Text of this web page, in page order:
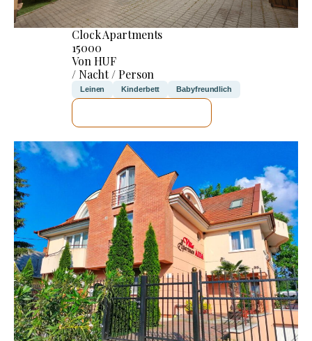
Clock Apartments
15000
Von HUF
/ Nacht / Person
Leinen Kinderbett Babyfreundlich